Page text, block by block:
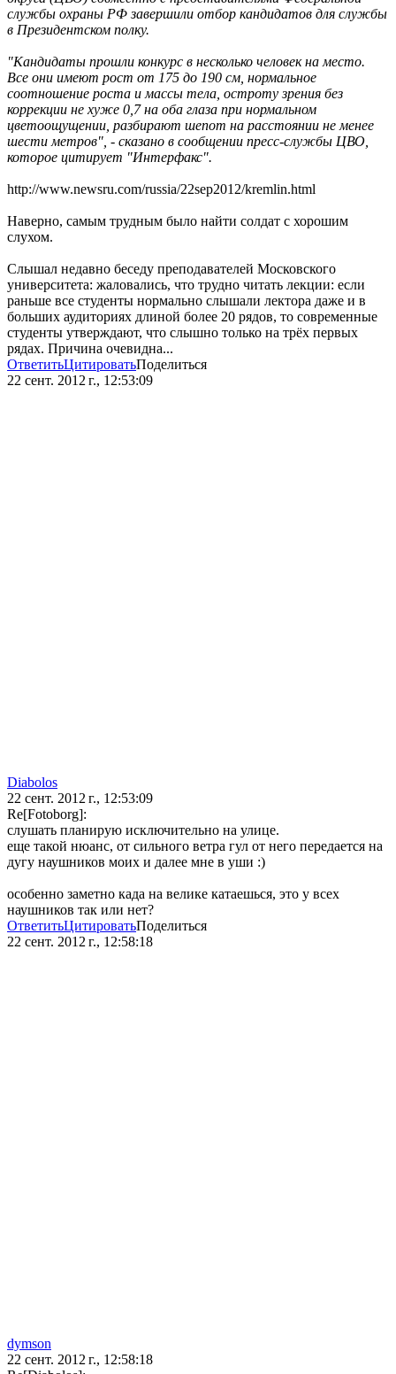
службы охраны РФ завершили отбор кандидатов для службы
в Президентском полку.
"Кандидаты прошли конкурс в несколько человек на место.
Все они имеют рост от 175 до 190 см, нормальное
соотношение роста и массы тела, остроту зрения без
коррекции не хуже 0,7 на оба глаза при нормальном
цветоощущении, разбирают шепот на расстоянии не менее
шести метров", - сказано в сообщении пресс-службы ЦВО,
которое цитирует "Интерфакс".
http://www.newsru.com/russia/22sep2012/kremlin.html
Наверно, самым трудным было найти солдат с хорошим
слухом.
Слышал недавно беседу преподавателей Московского
университета: жаловались, что трудно читать лекции: если
раньше все студенты нормально слышали лектора даже и в
больших аудиториях длиной более 20 рядов, то современные
студенты утверждают, что слышно только на трёх первых
рядах. Причина очевидна...
ОтветитьЦитироватьПоделиться
22 сент. 2012 г., 12:53:09
Diabolos
22 сент. 2012 г., 12:53:09
Re[Fotoborg]:
слушать планирую исключительно на улице.
еще такой нюанс, от сильного ветра гул от него передается на
дугу наушников моих и далее мне в уши :)
особенно заметно када на велике катаешься, это у всех
наушников так или нет?
ОтветитьЦитироватьПоделиться
22 сент. 2012 г., 12:58:18
dymson
22 сент. 2012 г., 12:58:18